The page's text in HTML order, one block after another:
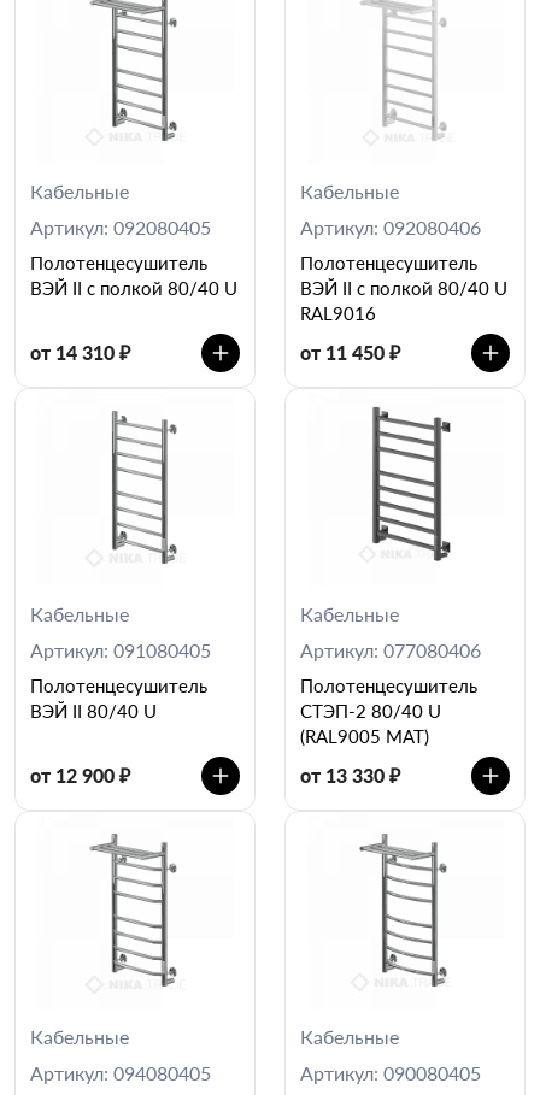
Кабельные
Артикул: 092080405
Полотенцесушитель
ВЭЙ II c полкой 80/40 U
от 14 310 ₽
Кабельные
Артикул: 092080406
Полотенцесушитель
ВЭЙ II c полкой 80/40 U
RAL9016
от 11 450 ₽
Кабельные
Артикул: 091080405
Полотенцесушитель
ВЭЙ II 80/40 U
от 12 900 ₽
Кабельные
Артикул: 077080406
Полотенцесушитель
СТЭП-2 80/40 U
(RAL9005 MAT)
от 13 330 ₽
Кабельные
Артикул: 094080405
Кабельные
Артикул: 090080405